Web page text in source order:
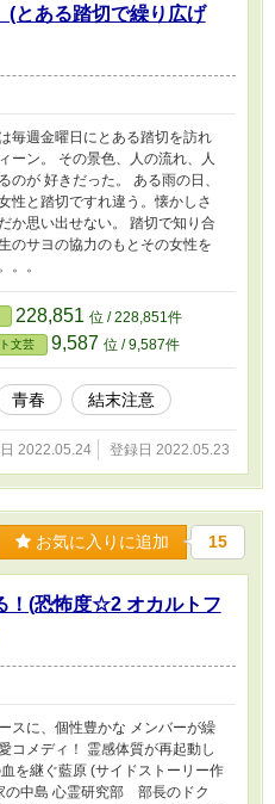
ある踏切で繰り広げ
毎週金曜日にとある踏切を訪れ
ーン。 その景色、人の流れ、人
のが 好きだった。 ある雨の日、
性と踏切ですれ違う。懐かしさ
か思い出せない。 踏切で知り合
のサヨの協力のもとその女性を
。。
228,851 位 / 228,851件
文芸 9,587 位 / 9,587件
青春 結末注意
2022.05.24 登録日 2022.05.23
お気に入りに追加 15
！(恐怖度☆2 オカルトフ
スに、個性豊かな メンバーが繰
コメディ！ 霊感体質が再起動し
を継ぐ藍原 (サイドストーリー作
の中島 心霊研究部 部長のドク